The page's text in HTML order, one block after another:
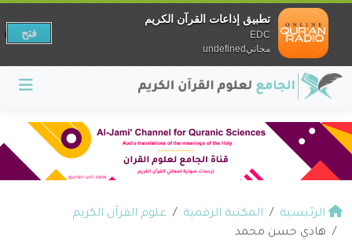
الرئيسية المكتبة الرقمية
علوم القرآن الكريم
هادي حسن محمد
تطبيق إذاعات القرآن الكريم
EDC
مجانيundefined
فتح